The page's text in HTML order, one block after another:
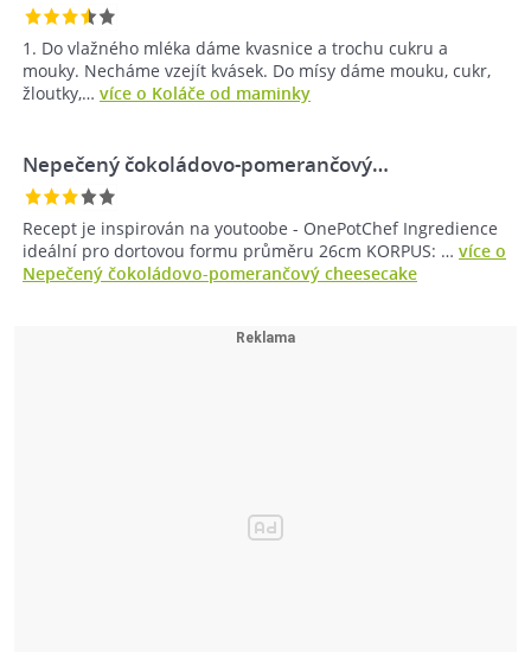
1. Do vlažného mléka dáme kvasnice a trochu cukru a
mouky. Necháme vzejít kvásek. Do mísy dáme mouku, cukr,
žloutky,… více o Koláče od maminky
Nepečený čokoládovo-pomerančový…
Recept je inspirován na youtoobe - OnePotChef Ingredience
ideální pro dortovou formu průměru 26cm KORPUS: … více o
Nepečený čokoládovo-pomerančový cheesecake